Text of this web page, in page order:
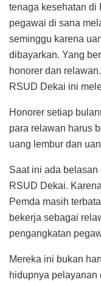
tenaga kesehatan di
pegawai di sana
seminggu karena
dibayarkan. Yang
honorer dan
RSUD Dekai ini
Honorer setiap
para relawan harus
uang lembur dan
Saat ini ada
RSUD Dekai.
Pemda masih
bekerja sebagai
pengangkatan
Mereka ini bukan
hidupnya